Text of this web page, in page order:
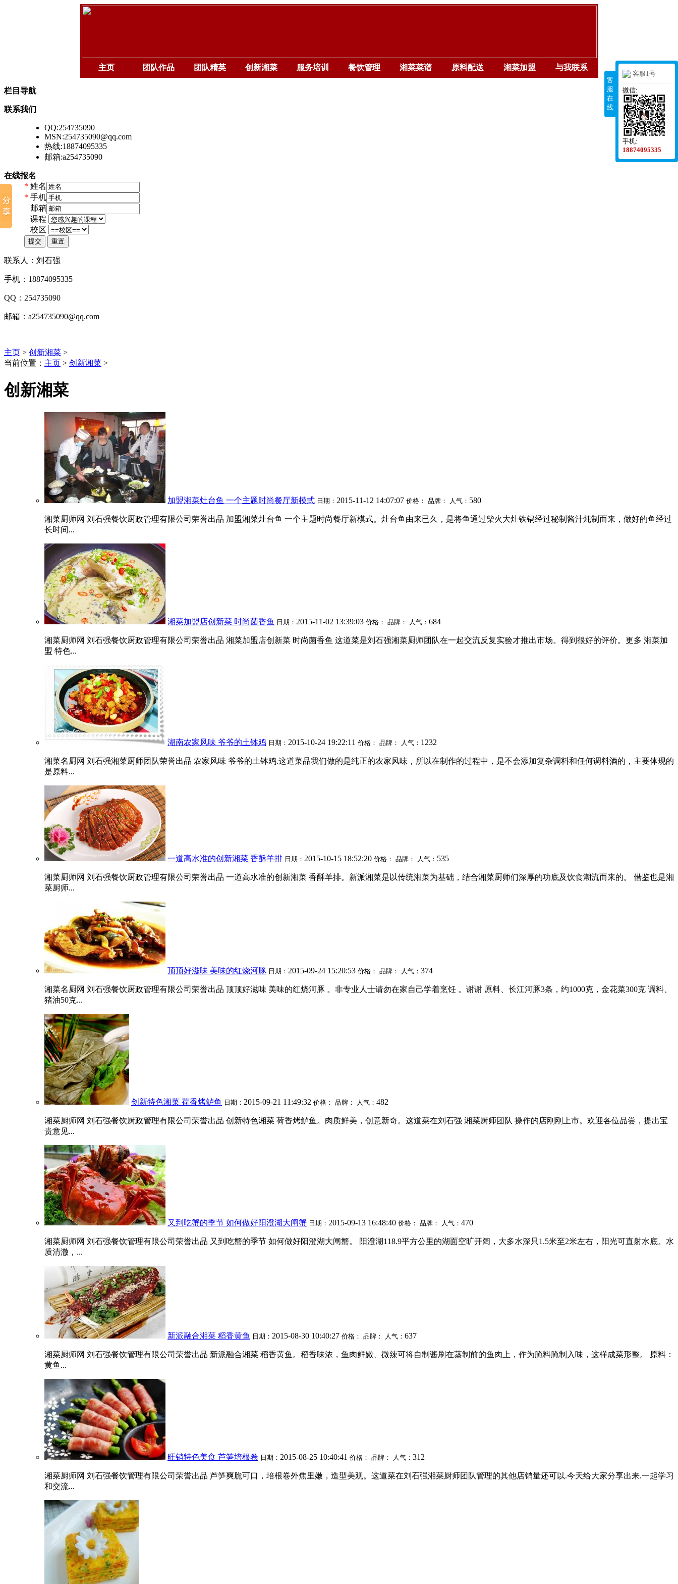
主页 团队作品 团队精英 创新湘菜 服务培训 餐饮管理 湘菜菜谱 原料配送 湘菜加盟 与我联系
栏目导航
联系我们
QQ:254735090
MSN:254735090@qq.com
热线:18874095335
邮箱:a254735090
在线报名
* 姓名
* 手机
邮箱
课程
校区
提交 重置
联系人：刘石强
手机：18874095335
QQ：254735090
邮箱：a254735090@qq.com
主页 > 创新湘菜 >
当前位置： 主页 > 创新湘菜 >
创新湘菜
加盟湘菜灶台鱼 一个主题时尚餐厅新模式 日期： 2015-11-12 14:07:07 价格： 品牌： 人气： 580
湘菜厨师网 刘石强餐饮厨政管理有限公司荣誉出品 加盟湘菜灶台鱼 一个主题时尚餐厅新模式。灶台鱼由来已久，是将鱼通过柴火大灶铁锅经过秘制酱汁炖制而来，做好的鱼经过
长时间...
湘菜加盟店创新菜 时尚菌香鱼 日期： 2015-11-02 13:39:03 价格： 品牌： 人气： 684
湘菜厨师网 刘石强餐饮厨政管理有限公司荣誉出品 湘菜加盟店创新菜 时尚菌香鱼 这道菜是刘石强湘菜厨师团队在一起交流反复实验才推出市场。得到很好的评价。更多 湘菜加
盟 特色...
湖南农家风味 爷爷的土钵鸡 日期： 2015-10-24 19:22:11 价格： 品牌： 人气： 1232
湘菜名厨网 刘石强湘菜厨师团队荣誉出品 农家风味 爷爷的土钵鸡.这道菜品我们做的是纯正的农家风味，所以在制作的过程中，是不会添加复杂调料和任何调料酒的，主要体现的
是原料...
一道高水准的创新湘菜 香酥羊排 日期： 2015-10-15 18:52:20 价格： 品牌： 人气： 535
湘菜厨师网 刘石强餐饮厨政管理有限公司荣誉出品 一道高水准的创新湘菜 香酥羊排。新派湘菜是以传统湘菜为基础，结合湘菜厨师们深厚的功底及饮食潮流而来的。 借鉴也是湘
菜厨师...
顶顶好滋味 美味的红烧河豚 日期： 2015-09-24 15:20:53 价格： 品牌： 人气： 374
湘菜名厨网 刘石强餐饮厨政管理有限公司荣誉出品 顶顶好滋味 美味的红烧河豚 。非专业人士请勿在家自己学着烹饪 。谢谢 原料、长江河豚3条，约1000克，金花菜300克 调料、
猪油50克...
创新特色湘菜 荷香烤鲈鱼 日期： 2015-09-21 11:49:32 价格： 品牌： 人气： 482
湘菜厨师网 刘石强餐饮厨政管理有限公司荣誉出品 创新特色湘菜 荷香烤鲈鱼。肉质鲜美，创意新奇。这道菜在刘石强 湘菜厨师团队 操作的店刚刚上市。欢迎各位品尝，提出宝
贵意见...
又到吃蟹的季节 如何做好阳澄湖大闸蟹 日期： 2015-09-13 16:48:40 价格： 品牌： 人气： 470
湘菜厨师网 刘石强餐饮管理有限公司荣誉出品 又到吃蟹的季节 如何做好阳澄湖大闸蟹。 阳澄湖118.9平方公里的湖面空旷开阔，大多水深只1.5米至2米左右，阳光可直射水底。水
质清澈，...
新派融合湘菜 稻香黄鱼 日期： 2015-08-30 10:40:27 价格： 品牌： 人气： 637
湘菜厨师网 刘石强餐饮管理有限公司荣誉出品 新派融合湘菜 稻香黄鱼。稻香味浓，鱼肉鲜嫩、微辣可将自制酱刷在蒸制前的鱼肉上，作为腌料腌制入味，这样成菜形整。 原料：
黄鱼...
旺销特色美食 芦笋培根卷 日期： 2015-08-25 10:40:41 价格： 品牌： 人气： 312
湘菜厨师网 刘石强餐饮管理有限公司荣誉出品 芦笋爽脆可口，培根卷外焦里嫩，造型美观。这道菜在刘石强湘菜厨师团队管理的其他店销量还可以.今天给大家分享出来.一起学习
和交流...
客
服
在
线
客服1号
微信:
手机:
18874095335